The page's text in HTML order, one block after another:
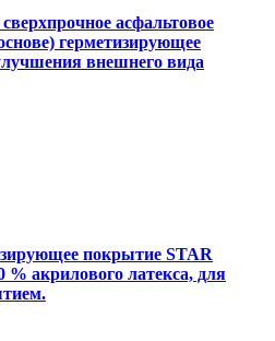
асфальтовое
герметизирующее
внешнего вида
покрытие STAR
% акрилового латекса, для